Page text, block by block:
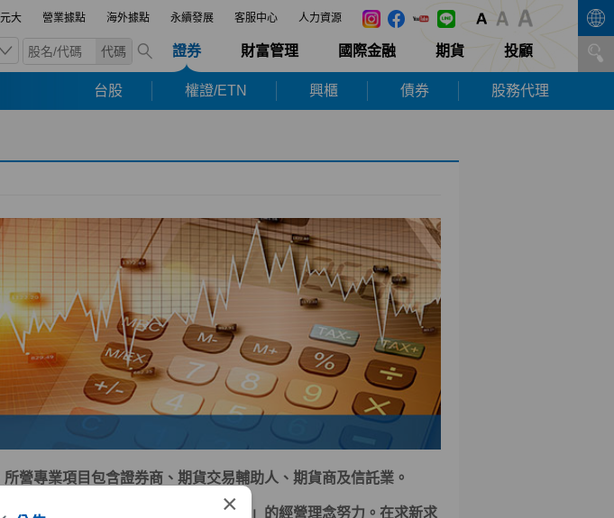
大 營業據點 海外據點 永續發展 客服中心 人力資源
代碼 證券 財富管理 國際金融 期貨 投顧
台股 權證/ETN 興櫃 債券 股務代理
×
營專業項目包含證券商、期貨交易輔助人、期貨商及信託業。
先機、創造財富、誠信服務、保障權益」的經營理念努力。在求新求